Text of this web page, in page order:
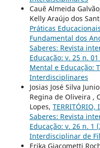
Cauê Almeida
Kelly Araújo dos
Práticas
Fundamental dos
Saberes: Revista
Educação: v. 25 n.
Mental e Educação:
Interdisciplinares
Josias José Silva
Regina de Oliveira ,
Lopes, TERRITÓRIO,
Saberes: Revista
Educação: v. 26 n. 1
Interdisciplinar de
Erika Giacometti